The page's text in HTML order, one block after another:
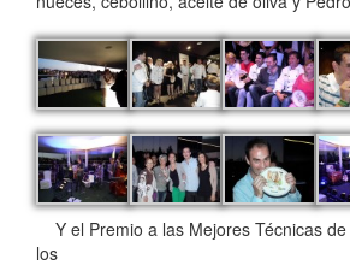
Y el Premio a las Mejores Técnicas
los